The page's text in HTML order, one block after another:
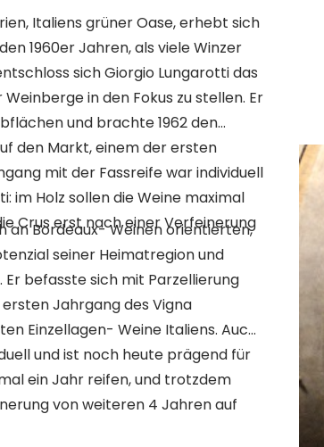
Italiens grüner Oase, erhebt sich
1960er Jahren, als viele Winzer
sich Giorgio Lungarotti das
in den Fokus zu stellen. Er
und brachte 1962 den
den Markt, einem der ersten
im Holz sollen die Weine maximal
Crus erst nach einer Verfeinerung
an Bordeaux- Weinen orientierten,
seiner Heimatregion und
Jahrgang des Vigna
Weine Italiens. Auch
und ist noch heute prägend für
ein Jahr reifen, und trotzdem
von weiteren 4 Jahren auf